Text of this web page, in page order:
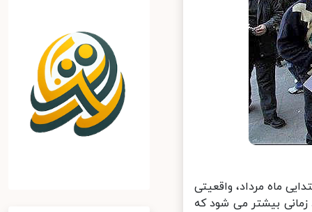
از صادرات به سامانه نیما تنها طی ۱۰ روز ابتدایی ماه مرداد، واقعیتی
بیشتر می شود که